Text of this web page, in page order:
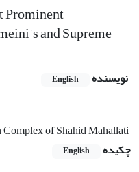
Prominent
and Supreme
نویسنده English
of Shahid Mahallati
چکیده
English